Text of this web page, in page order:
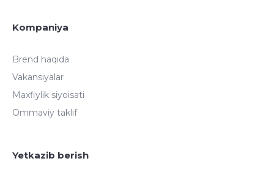
Kompaniya
Brend haqida
Vakansiyalar
Maxfiylik siyoisati
Ommaviy taklif
Yetkazib berish